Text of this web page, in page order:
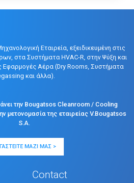
Εταιρεία, εξειδικευμένη στις
στα Συστήματα HVAC-R, στην Ψύξη και
Εφαρμογές Αέρα (Dry Rooms, Συστήματα
και άλλα).
την Bougatsos Cleanroom / Cooling
μετονομασία της εταιρείας V.Bougatsos
S.A.
ΜΑΖΊ ΜΑΣ >
Contact